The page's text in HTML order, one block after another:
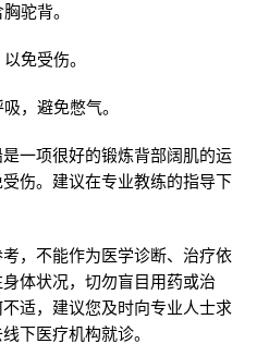
驼背。
免受伤。
，避免憋气。
一项很好的锻炼背部阔肌的运
伤。建议在专业教练的指导下
，不能作为医学诊断、治疗依
体状况，切勿盲目用药或治
适，建议您及时向专业人士求
下医疗机构就诊。